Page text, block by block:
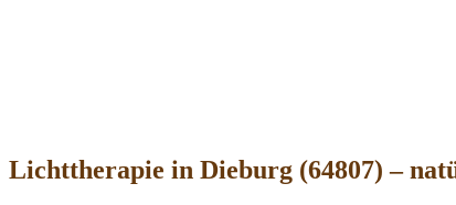
Lichttherapie in Dieburg (64807) –